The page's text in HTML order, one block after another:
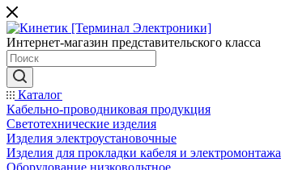
Интернет-магазин представительского класса
Каталог
Кабельно-проводниковая продукция
Светотехнические изделия
Изделия электроустановочные
Изделия для прокладки кабеля и электромонтажа
Оборудование низковольтное